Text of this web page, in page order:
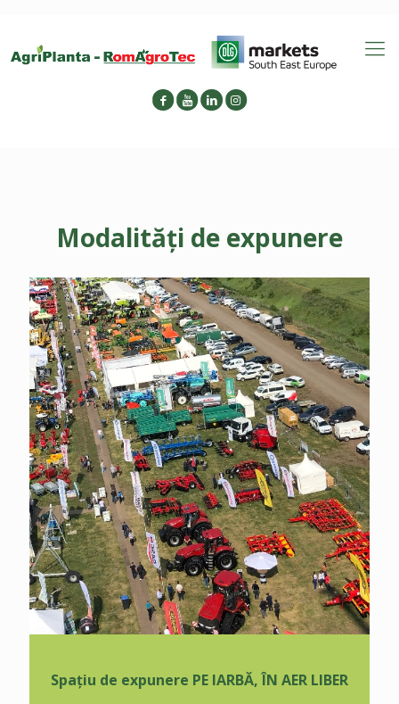
Modalități de expunere
Spațiu de expunere PE IARBĂ, ÎN AER LIBER